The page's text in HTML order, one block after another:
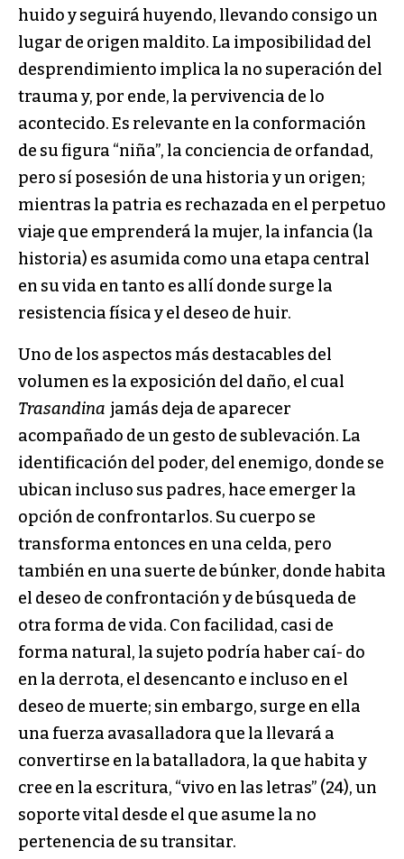
huido y seguirá huyendo, llevando consigo un
lugar de origen maldito. La imposibilidad del
desprendimiento implica la no superación del
trauma y, por ende, la pervivencia de lo
acontecido. Es relevante en la conformación
de su figura “niña”, la conciencia de orfandad,
pero sí posesión de una historia y un origen;
mientras la patria es rechazada en el perpetuo
viaje que emprenderá la mujer, la infancia (la
historia) es asumida como una etapa central
en su vida en tanto es allí donde surge la
resistencia física y el deseo de huir.
Uno de los aspectos más destacables del
volumen es la exposición del daño, el cual
Trasandina jamás deja de aparecer
acompañado de un gesto de sublevación. La
identificación del poder, del enemigo, donde se
ubican incluso sus padres, hace emerger la
opción de confrontarlos. Su cuerpo se
transforma entonces en una celda, pero
también en una suerte de búnker, donde habita
el deseo de confrontación y de búsqueda de
otra forma de vida. Con facilidad, casi de
forma natural, la sujeto podría haber caí- do
en la derrota, el desencanto e incluso en el
deseo de muerte; sin embargo, surge en ella
una fuerza avasalladora que la llevará a
convertirse en la batalladora, la que habita y
cree en la escritura, “vivo en las letras” (24), un
soporte vital desde el que asume la no
pertenencia de su transitar.